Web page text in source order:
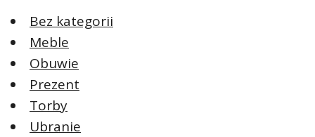
Bez kategorii
Meble
Obuwie
Prezent
Torby
Ubranie